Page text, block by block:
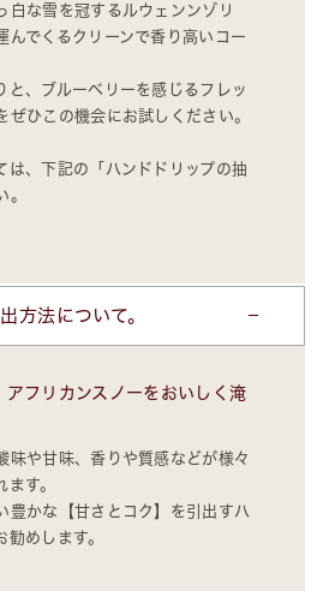
白な雪を冠するルウェンンゾリ
んでくるクリーンで香り高いコー
と、ブルーベリーを感じるフレッ
ぜひこの機会にお試しください。
は、下記の「ハンドドリップの抽
。
方法について。
アフリカンスノーをおいしく淹
味や甘味、香りや質感などが様々
す。
豊かな【甘さとコク】を引出すハ
勧めします。